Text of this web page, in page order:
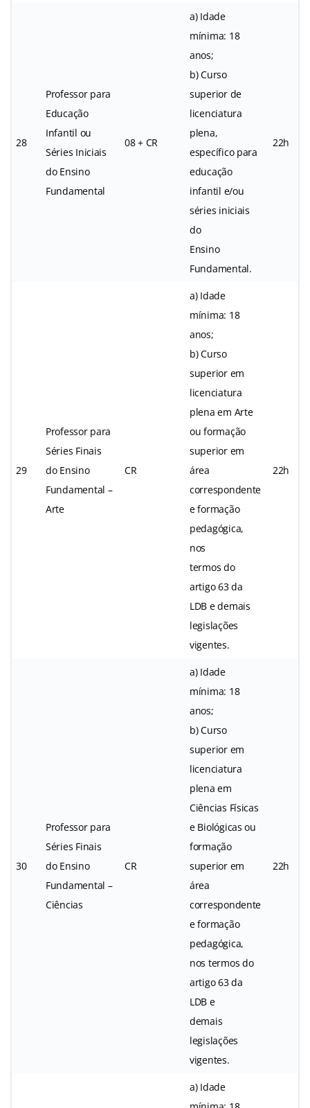
28
Professor para
Educação
Infantil ou
Séries Iniciais
do Ensino
Fundamental
08 + CR
a) Idade
mínima: 18
anos;
b) Curso
superior de
licenciatura
plena,
específico para
educação
infantil e/ou
séries iniciais
do
Ensino
Fundamental.
22h
29
Professor para
Séries Finais
do Ensino
Fundamental –
Arte
CR
a) Idade
mínima: 18
anos;
b) Curso
superior em
licenciatura
plena em Arte
ou formação
superior em
área
correspondente
e formação
pedagógica,
nos
termos do
artigo 63 da
LDB e demais
legislações
vigentes.
22h
30
Professor para
Séries Finais
do Ensino
Fundamental –
Ciências
CR
a) Idade
mínima: 18
anos;
b) Curso
superior em
licenciatura
plena em
Ciências Físicas
e Biológicas ou
formação
superior em
área
correspondente
e formação
pedagógica,
nos termos do
artigo 63 da
LDB e
demais
legislações
vigentes.
22h
a) Idade